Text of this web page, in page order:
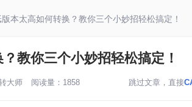
本太高如何转换？教你三个小妙招轻松搞定！
教你三个小妙招轻松搞定！
大师 阅读量：1858 跳过文章，直接